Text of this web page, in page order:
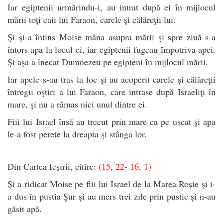
Iar egiptenii urmărindu-i, au intrat după ei în mijlocul
mării toți caii lui Faraon, carele şi călăreţii lui.
Şi şi-a întins Moise mâna asupra mării şi spre ziuă s-a
întors apa la locul ei, iar egiptenii fugeau împotriva apei.
Şi aşa a înecat Dumnezeu pe egipteni în mijlocul mării.
Iar apele s-au tras la loc şi au acoperit carele şi călăreţii
întregii oştiri a lui Faraon, care intrase după Israeliţi în
mare, şi nu a rămas nici unul dintre ei.
Fiii lui Israel însă au trecut prin mare ca pe uscat şi apa
le-a fost perete la dreapta şi stânga lor.
Din Cartea Ieșirii, citire: (15, 22- 16, 1)
Și a ridicat Moise pe fiii lui Israel de la Marea Roşie şi i-
a dus în pustia Şur şi au mers trei zile prin pustie şi n-au
găsit apă.